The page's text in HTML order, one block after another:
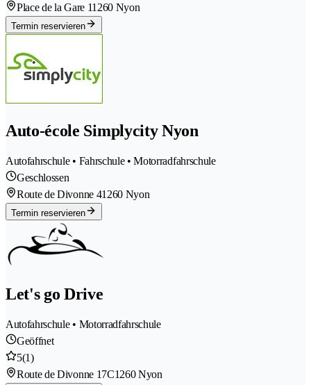
Place de la Gare 11260 Nyon
Termin reservieren
Auto-école Simplycity Nyon
Autofahrschule • Fahrschule • Motorradfahrschule
Geschlossen
Route de Divonne 41260 Nyon
Termin reservieren
Let's go Drive
Autofahrschule • Motorradfahrschule
Geöffnet
5(1)
Route de Divonne 17C1260 Nyon